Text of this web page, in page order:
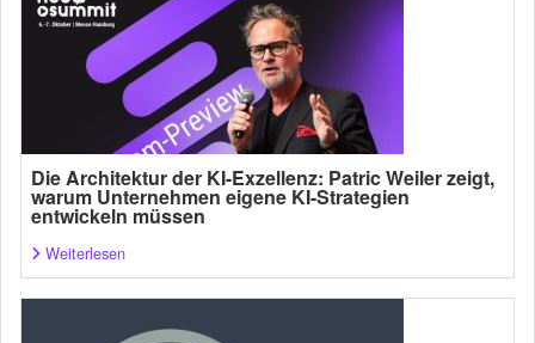
Die Architektur der KI-Exzellenz: Patric Weiler zeigt,
warum Unternehmen eigene KI-Strategien
entwickeln müssen
Weiterlesen